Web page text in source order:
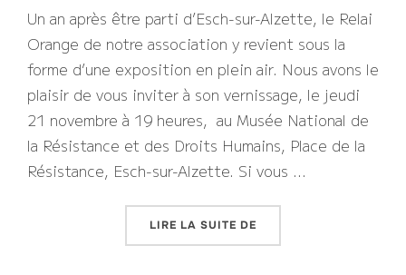
Un an après être parti d’Esch-sur-Alzette, le Relai
Orange de notre association y revient sous la
forme d’une exposition en plein air. Nous avons le
plaisir de vous inviter à son vernissage, le jeudi
21 novembre à 19 heures, au Musée National de
la Résistance et des Droits Humains, Place de la
Résistance, Esch-sur-Alzette. Si vous …
LIRE LA SUITE DE